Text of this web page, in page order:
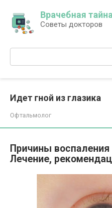
контенту
Врачебная тайна
Советы докторов
Поиск:
Идет гной из глазика
Офтальмолог
Причины
Лечение,